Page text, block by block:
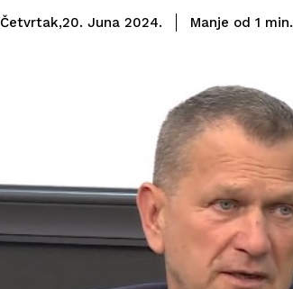
Četvrtak,20. Juna 2024. Manje od 1 min.